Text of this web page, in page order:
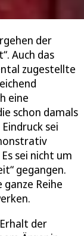
der
Auch das
zugestellte
eine
schon damals
sei
sei nicht um
gegangen.
Reihe
der